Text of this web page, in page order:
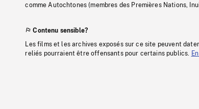
comme Autochtones (membres des Premières Nations,
Contenu sensible?
Les films et les archives exposés sur ce site peuvent
reliés pourraient être offensants pour certains publics.